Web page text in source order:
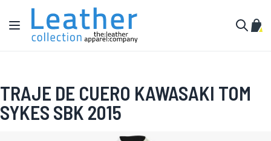
Ir al contenido
Toggle Nav
Mi
TRAJE DE CUERO KAWASAKI TOM
SYKES SBK 2015